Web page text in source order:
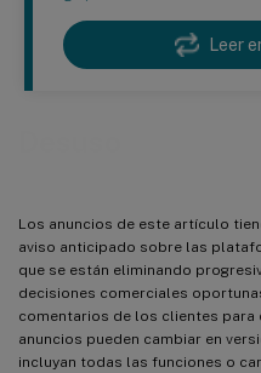
Leer
Los anuncios de este artículo
aviso anticipado sobre las
que se están eliminando
decisiones comerciales
comentarios de los clientes para
anuncios pueden cambiar en
incluyan todas las funciones o